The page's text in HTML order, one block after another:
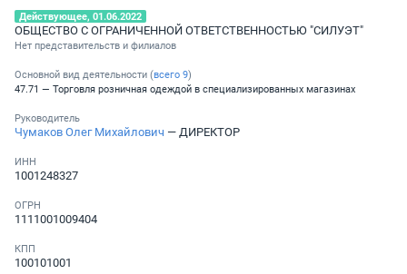
Действующее, 01.06.2022
ОБЩЕСТВО С ОГРАНИЧЕННОЙ ОТВЕТСТВЕННОСТЬЮ "СИЛУЭТ"
Нет представительств и филиалов
Основной вид деятельности (всего 9)
47.71 — Торговля розничная одеждой в специализированных магазинах
Руководитель
Чумаков Олег Михайлович — ДИРЕКТОР
ИНН
1001248327
ОГРН
1111001009404
КПП
100101001